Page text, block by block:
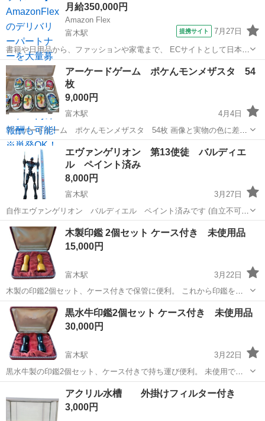
月給350,000円
Amazon Flex
富木駅
提携サイト 7月27日
書籍や日用品から、ファッションや家電まで、 ECサイトとして日本最
大級の品揃えを誇るAmazon（アマゾン）が、 Amazon Flex（アマゾ
ンフレックス）のデリバリーパートナーを募集中！ Amazon Flex (ア...
大阪 高石市 物流
アーケードゲーム ポケんモンメザスタ 54
枚
9,000円
富木駅
4月4日
アーケードゲーム ポケんモンメザスタ 54枚 画像と実物の色に差異
がある事ご理解ください 如何なる理由による、返品・返金等はお受け
できませんので、ご不明な点必ずご質問ください 状態等に神経質な方
のご購入はご遠慮願います よ...
大阪 高石市 富木駅 その他 アーケードゲーム
エヴァンゲリオン 第13使徒 バルディエ
ル ペイント済み
8,000円
富木駅
3月27日
自作エヴァンゲリオン バルディエル ペイント済みです (自立不可)
あくまで個人趣味で作成した物です 画像と実物の色に差異がある事ご
理解ください 如何なる理由による、返品・返金等はお受けできません
ので、ご不明な点必ずご質問...
大阪 高石市 富木駅 その他 エヴァンゲリオン
木製印鑑 2個セット ケース付き 未使用品
15,000円
富木駅
3月22日
木製の印鑑2個セット、ケース付きで保管に便利。 これから印鑑を作
成されるようお考えの方に いかがでしょうか - 素材: 木製 - 付属品: ケ
ース付き - 数量: 2個セット ※1本にはキャップがございません 画像と
実物...
大阪 高石市 富木駅 その他 木製
黒水牛印鑑2個セット ケース付き 未使用品
30,000円
富木駅
3月22日
黒水牛製の印鑑2個セット、ケース付きで持ち運び便利。 未使用です
ので、これから印鑑を作成しようと考えておられる方にいかがでしょ
うか (判子店閉店の為、黒水牛として譲り受けました) - カラー: 黒 - 素
材: プラスチック...
富木駅 その他 水牛
アクリル水槽 外掛けフィルター付き
3,000円